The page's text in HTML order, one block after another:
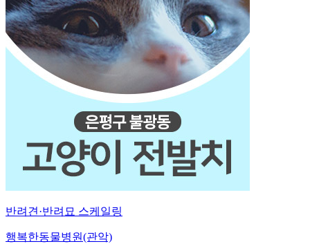
반려견·반려묘 스케일링
행복한동물병원(관악)